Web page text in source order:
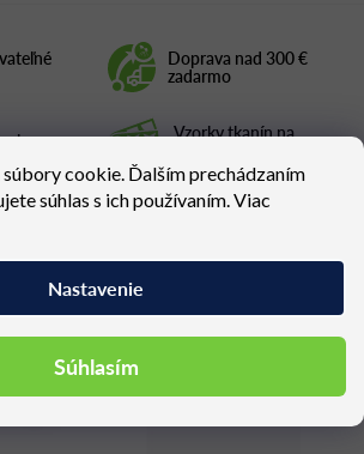
cookie. Ďalším prechádzaním
súhlas s ich používaním. Viac
Nastavenie
Súhlasím
Doprava nad 300 €
zadarmo
Vzorky tkanín na